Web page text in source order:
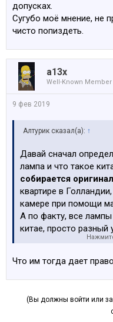
допусках.
Сугубо моё мнение, не
чисто попиздеть.
a13x
Well-Known Member
9 фев 2019
Алтурик сказал(а): ↑
Давай сначал
лампа и что такое
собирается
квартире в
камере при помощи
А по факту, все
китае, просто разный
критериям
Было классное
производил их на
производили
Что им тогда дает
(Вы должны войти или